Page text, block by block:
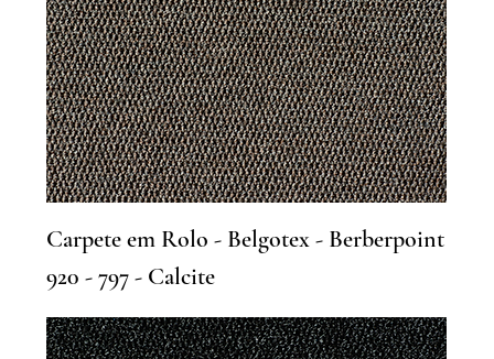
Carpete em Rolo - Belgotex - Berberpoint
920 - 797 - Calcite